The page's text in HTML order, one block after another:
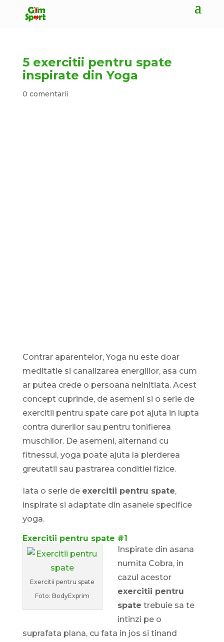
5 exercitii pentru spate
inspirate din Yoga
0 comentarii
Contrar aparentelor, Yoga nu este doar
meditatie si canalizarea energiilor, asa cum
ar putea crede o persoana neinitiata. Acest
concept cuprinde, de asemeni si o serie de
exercitii pentru spate care pot ajuta in lupta
contra durerilor sau pentru tonifierea
muschilor. De asemeni, alternand cu
fitnessul, yoga poate ajuta la pierderea
greutatii sau pastrarea conditiei fizice.
Iata o serie de exercitii pentru spate,
inspirate si adaptate din asanele specifice
yoga.
Exercitii pentru spate #1
Exercitii pentru spate
Foto: BodyExprim
Inspirate din asana
numita Cobra, in
cazul acestor
exercitii pentru
spate trebuie sa te
intinzi pe o
suprafata plana, cu fata in jos si tinand